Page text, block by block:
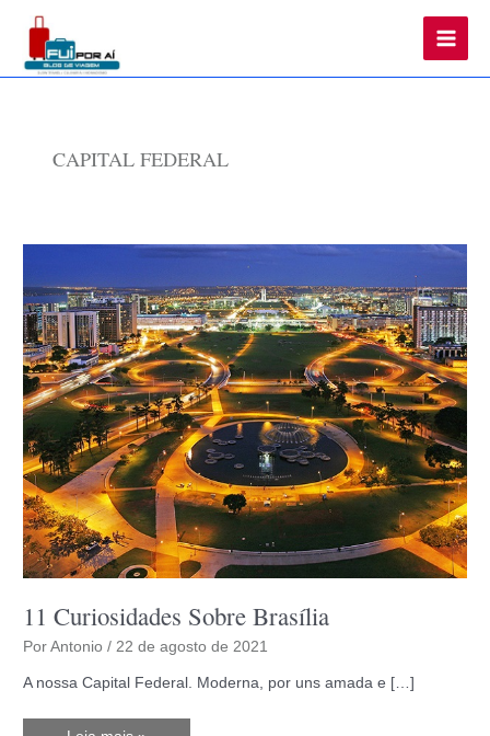
Main
CAPITAL FEDERAL
11 Curiosidades Sobre Brasília
PorAntonio/ 22 de agosto de 2021
A nossa Capital Federal. Moderna, por uns amada e […]